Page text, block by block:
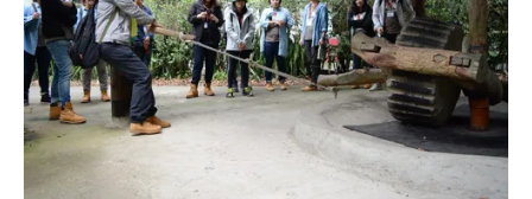
理，如果受益人是不特定對象，就屬於公益信託。環境信
託就是公益信託的一種。